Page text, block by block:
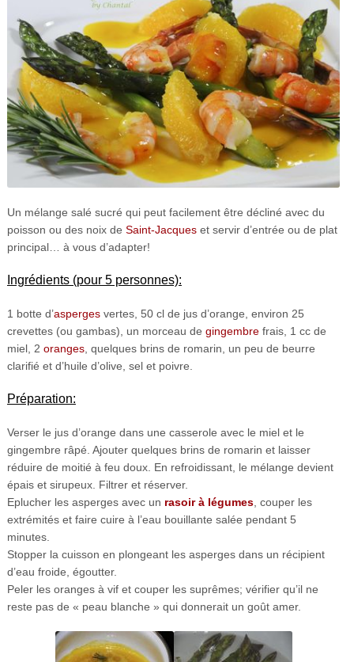
Un mélange salé sucré qui peut facilement être décliné avec du
poisson ou des noix de Saint-Jacqueset servir d’entrée ou de plat
principal… à vous d’adapter!
Ingrédients (pour 5 personnes):
1 botte d’aspergesvertes, 50 cl de jus d’orange, environ 25
crevettes (ou gambas), un morceau de gingembrefrais, 1 cc de
miel, 2 oranges, quelques brins de romarin, un peu de beurre
clarifié et d’huile d’olive, sel et poivre.
Préparation:
Verser le jus d’orange dans une casserole avec le miel et le
gingembre râpé. Ajouter quelques brins de romarin et laisser
réduire de moitié à feu doux. En refroidissant, le mélange devient
épais et sirupeux. Filtrer et réserver.
Eplucher les asperges avec un rasoir à légumes, couper les
extrémités et faire cuire à l’eau bouillante salée pendant 5
minutes.
Stopper la cuisson en plongeant les asperges dans un récipient
d’eau froide, égoutter.
Peler les oranges à vif et couper les suprêmes; vérifier qu’il ne
reste pas de « peau blanche » qui donnerait un goût amer.